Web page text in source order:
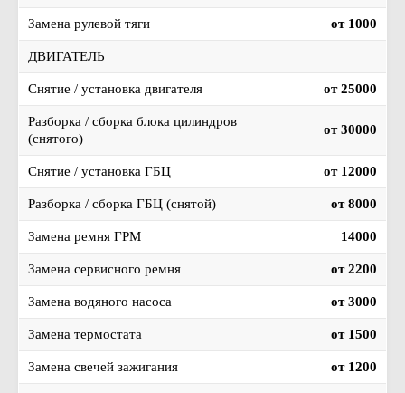
Замена рулевой тяги от 1000
ДВИГАТЕЛЬ
Снятие / установка двигателя от 25000
Разборка / сборка блока цилиндров
(снятого)
от 30000
Снятие / установка ГБЦ от 12000
Разборка / сборка ГБЦ (снятой) от 8000
Замена ремня ГРМ 14000
Замена сервисного ремня от 2200
Замена водяного насоса от 3000
Замена термостата от 1500
Замена свечей зажигания от 1200